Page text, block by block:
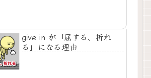
give in が「屈する、折れ
る」になる理由